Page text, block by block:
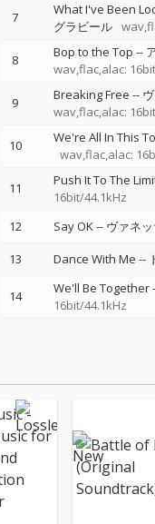
7 What I've Been
グラビール
8 Bop to the Top --
wav,flac,alac:
9 Breaking Free --
wav,flac,alac:
10 We're All In This
wav,flac,alac:
11 Push It To The
16bit/44.1kHz
12 Say OK-- ヴァネ
13
Dance With Me --
14 We'll Be Together
16bit/44.1kHz